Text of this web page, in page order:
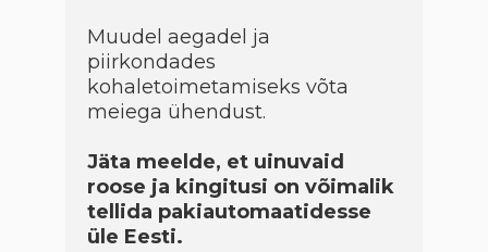
Muudel aegadel ja
piirkondades
kohaletoimetamiseks võta
meiega ühendust.
Jäta meelde, et uinuvaid
roose ja kingitusi on võimalik
tellida pakiautomaatidesse
üle Eesti.